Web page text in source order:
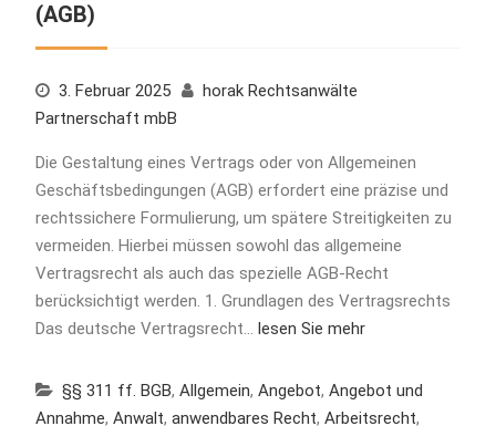
(AGB)
3. Februar 2025
horak Rechtsanwälte
Partnerschaft mbB
Die Gestaltung eines Vertrags oder von Allgemeinen
Geschäftsbedingungen (AGB) erfordert eine präzise und
rechtssichere Formulierung, um spätere Streitigkeiten zu
vermeiden. Hierbei müssen sowohl das allgemeine
Vertragsrecht als auch das spezielle AGB-Recht
berücksichtigt werden. 1. Grundlagen des Vertragsrechts
Das deutsche Vertragsrecht… lesen Sie mehr
§§ 311 ff. BGB, Allgemein, Angebot, Angebot und
Annahme, Anwalt, anwendbares Recht, Arbeitsrecht,